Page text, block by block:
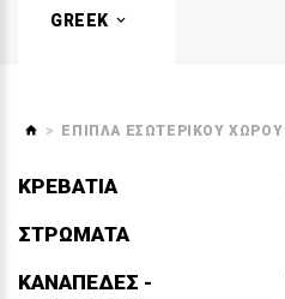
GREEK
ΕΠΙΠΛΑ ΕΣΩΤΕΡΙΚΟΥ ΧΩΡΟΥ
ΚΡΕΒΑΤΙΑ
ΣΤΡΩΜΑΤΑ
ΚΑΝΑΠΕΔΕΣ -